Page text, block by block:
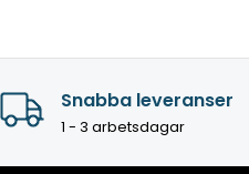
Snabba leveranser
1 - 3 arbetsdagar